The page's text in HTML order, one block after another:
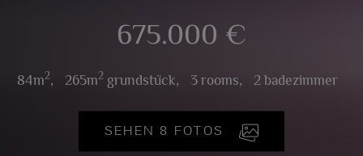
675.000 €
84m2, 265m2 grundstück, 3 rooms, 2 badezimmer
SEHEN 8 FOTOS